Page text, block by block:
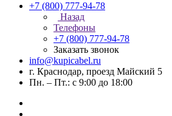
+7 (800) 777-94-78
Назад
Телефоны
+7 (800) 777-94-78
Заказать звонок
info@kupicabel.ru
г. Краснодар, проезд Майский 5
Пн. – Пт.: с 9:00 до 18:00